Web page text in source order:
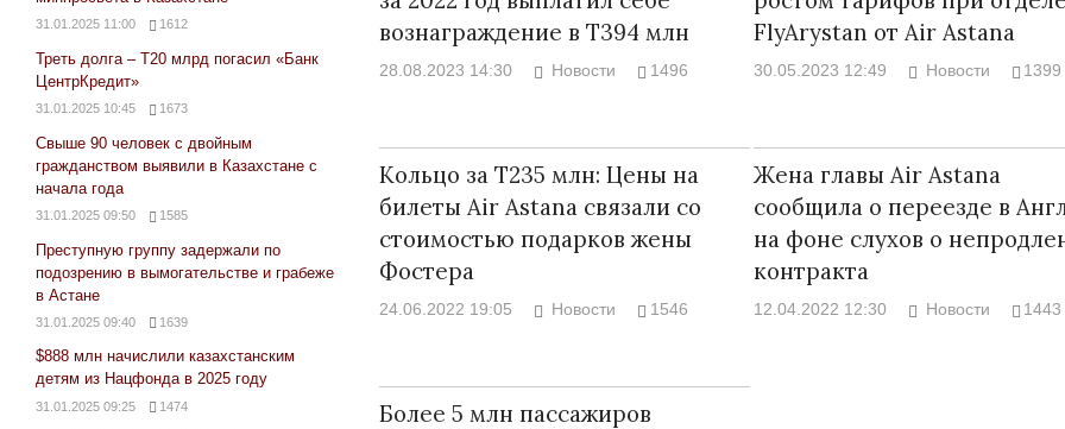
вознаграждение в Т394 млн
28.08.2023 14:30 Новости 1496
FlyArystan от Air Astana
30.05.2023 12:49 Новости 1399
Кольцо за Т235 млн: Цены на
билеты Air Astana связали со
стоимостью подарков жены
Фостера
24.06.2022 19:05 Новости 1546
Жена главы Air Astana
сообщила о переезде в
на фоне слухов о
контракта
12.04.2022 12:30 Новости 1443
Более 5 млн пассажиров
31.01.2025 11:00 1612
Треть долга – Т20 млрд погасил «Банк
ЦентрКредит»
31.01.2025 10:45 1673
Свыше 90 человек с двойным
гражданством выявили в Казахстане с
начала года
31.01.2025 09:50 1585
Преступную группу задержали по
подозрению в вымогательстве и грабеже
в Астане
31.01.2025 09:40 1639
$888 млн начислили казахстанским
детям из Нацфонда в 2025 году
31.01.2025 09:25 1474